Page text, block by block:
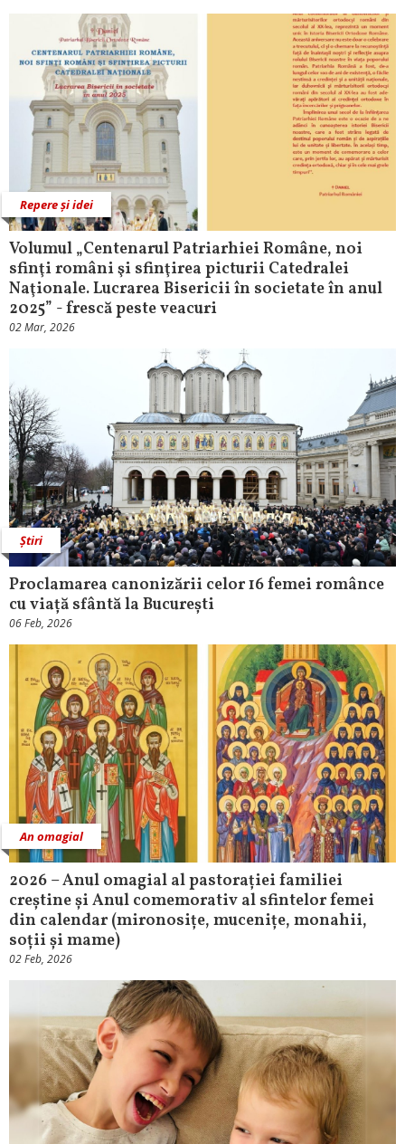
Repere și idei
Volumul „Centenarul Patriarhiei Române, noi
sfinţi români şi sfinţirea picturii Catedralei
Naţionale. Lucrarea Bisericii în societate în anul
2025” - frescă peste veacuri
02 Mar, 2026
Știri
Proclamarea canonizării celor 16 femei românce
cu viață sfântă la București
06 Feb, 2026
An omagial
2026 – Anul omagial al pastorației familiei
creștine și Anul comemorativ al sfintelor femei
din calendar (mironosițe, mucenițe, monahii,
soții și mame)
02 Feb, 2026